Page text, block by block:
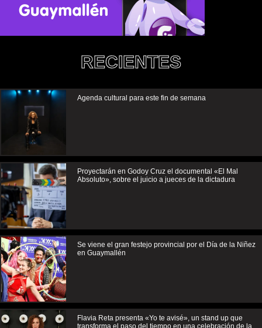
RECIENTES
Agenda cultural para este fin de semana
Proyectarán en Godoy Cruz el documental «El Mal
Absoluto», sobre el juicio a jueces de la dictadura
Se viene el gran festejo provincial por el Día de la Niñez
en Guaymallén
Flavia Reta presenta «Yo te avisé», un stand up que
transforma el paso del tiempo en una celebración de la